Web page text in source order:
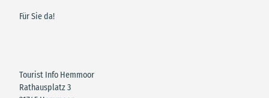
Für Sie da!
Tourist Info Hemmoor
Rathausplatz 3